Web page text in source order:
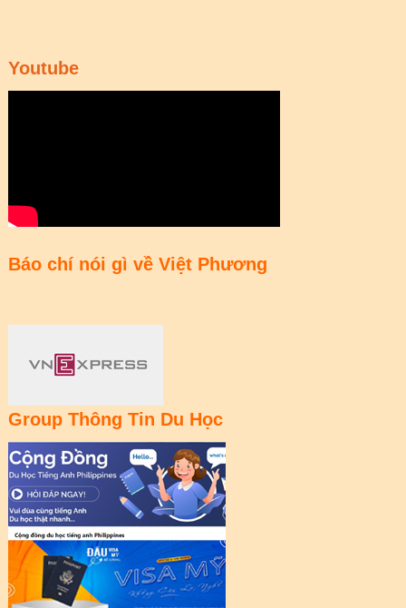
Youtube
Báo chí nói gì về Việt Phương
Group Thông Tin Du Học